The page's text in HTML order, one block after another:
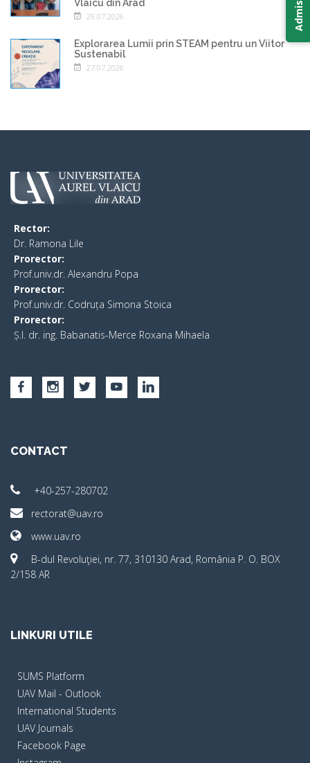
Vlaicu din Arad
29.07.2026
Explorarea Lumii prin STEAM pentru un Viitor
Sustenabil
27.07.2026
Rector:
​Dr. Ramona Lile
Prorector:
Prof.univ.dr. Alexandru Popa
Prorector:
Prof.univ.dr. Codruța Simona Stoica
Prorector:
Ș.I. dr. ing. Babanatis-Merce Roxana Mihaela
CONTACT
+40-257-280702
rectorat@uav.ro
www.uav.ro
B-dul Revoluţiei, nr. 77, 310130 Arad, România P. O. BOX
2/158 AR
LINKURI UTILE
SUMS Platform
UAV Mail - Outlook
International Students
UAV Journals
Facebook Page